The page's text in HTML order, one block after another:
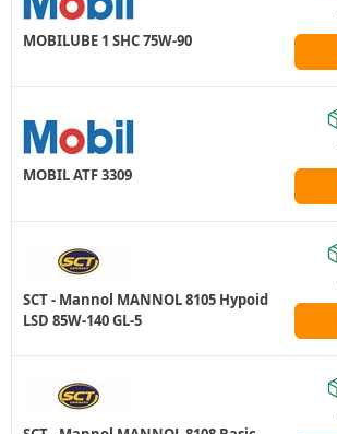
MOBILUBE 1 SHC 75W-90
MOBIL ATF 3309
SCT - Mannol MANNOL 8105 Hypoid
LSD 85W-140 GL-5